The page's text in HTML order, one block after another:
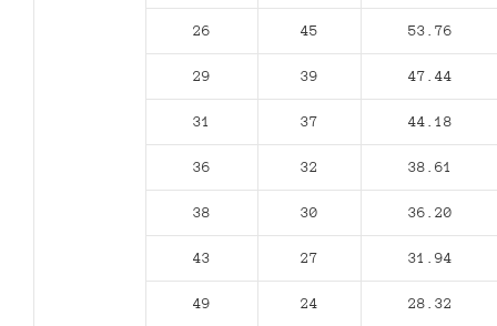
26 45 53.76
29 39 47.44
31 37 44.18
36 32 38.61
38 30 36.20
43 27 31.94
49 24 28.32